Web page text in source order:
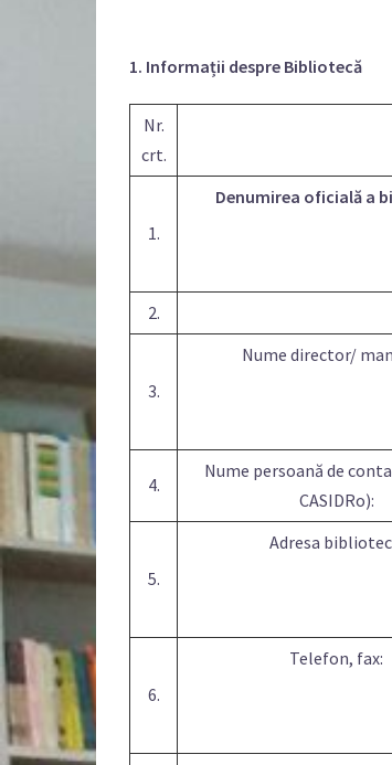
1. Informații despre Bibliotecă
Nr.
crt.
1.
Denumirea oficială a
2.
3.
Nume director/
4.
Nume persoană de
CASIDRo):
5.
Adresa
6.
Telefon, fax: